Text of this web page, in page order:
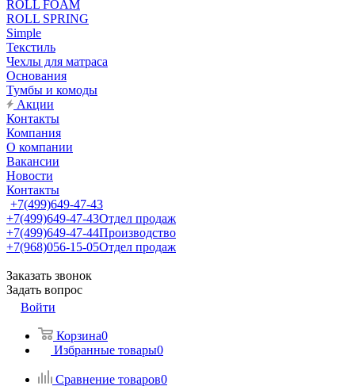
ROLL FOAM
ROLL SPRING
Simple
Текстиль
Чехлы для матраса
Основания
Тумбы и комоды
Акции
Контакты
Компания
О компании
Вакансии
Новости
Контакты
+7(499)649-47-43
+7(499)649-47-43Отдел продаж
+7(499)649-47-44Производство
+7(968)056-15-05Отдел продаж
Заказать звонок
Задать вопрос
Войти
Корзина0
Избранные товары0
Сравнение товаров0